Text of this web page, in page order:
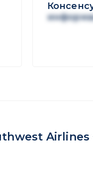
Airlines